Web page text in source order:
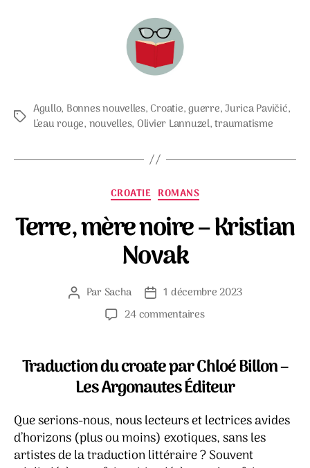
Étiquettes
Agullo, Bonnes nouvelles, Croatie,guerre,Jurica Pavičić,
L'eau rouge, nouvelles, Olivier Lannuzel,traumatisme
Catégories
CROATIE ROMANS
Terre, mère noire – Kristian
Novak
Auteur
l’article
ParSacha
Date
de
l’article
1 décembre 2023
24 commentairessur
noire
–
Kristian
Traduction du croate par Chloé Billon –
Les Argonautes Éditeur
Que serions-nous, nous lecteurs et lectrices avides
d’horizons (plus ou moins) exotiques, sans les
artistes de la traduction littéraire ? Souvent